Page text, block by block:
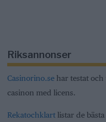
Riksannonser
Casinorino.se har testat och
casinon med licens.
Rekatochklart listar de